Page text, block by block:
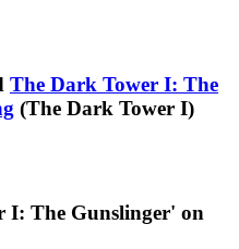
The Dark Tower I: The
(The Dark Tower I)
I: The Gunslinger' on